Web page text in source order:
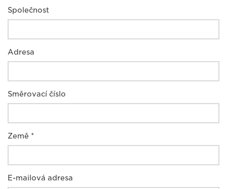
Společnost
Adresa
Směrovací číslo
Země *
E-mailová adresa